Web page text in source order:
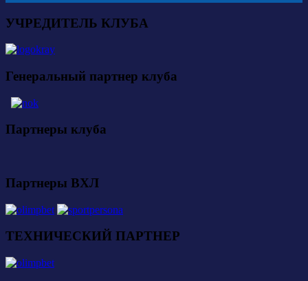
УЧРЕДИТЕЛЬ КЛУБА
Генеральный партнер клуба
Партнеры клуба
Партнеры ВХЛ
ТЕХНИЧЕСКИЙ ПАРТНЕР